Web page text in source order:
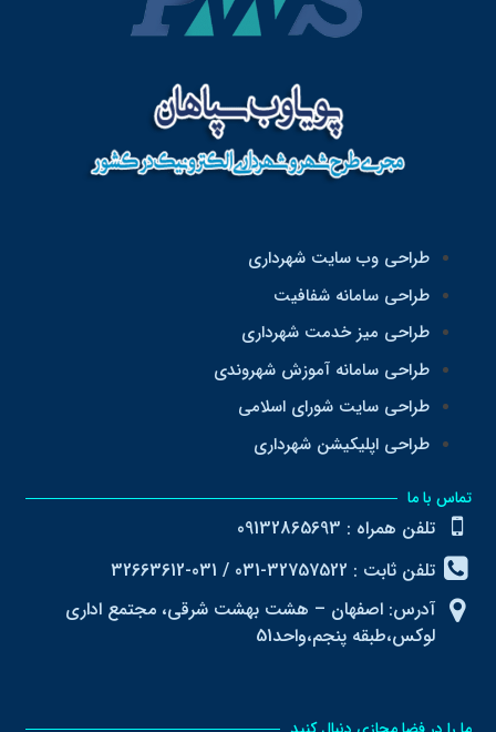
طراحی وب سایت شهرداری
طراحی سامانه شفافیت
طراحی میز خدمت شهرداری
طراحی سامانه آموزش شهروندی
طراحی سایت شورای اسلامی
طراحی اپلیکیشن شهرداری
تماس با ما
تلفن همراه : 09132865693
تلفن ثابت : 32757522-031 / 031-32663612
آدرس: اصفهان – هشت بهشت شرقی، مجتمع اداری
لوکس،طبقه پنجم،واحد51